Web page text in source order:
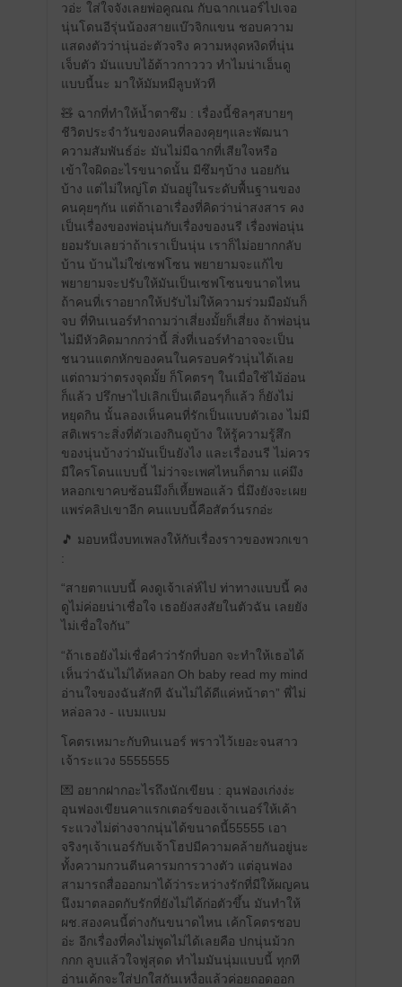
วอ่ะ ใส่ใจจังเลยพ่อคูณณ กับฉากเนอร์ไปเจอ
นุ่นโดนอีรุ่นน้องสายแบ๊วจิกแขน ชอบความ
แสดงตัวว่านุ่นอ่ะตัวจริง ความหงุดหงิดที่นุ่น
เจ็บตัว มันแบบไอ้ต้าวกาววว ทำไมน่าเอ็นดู
แบบนี้นะ มาให้มัมหมีลูบหัวที
🧸 ฉากที่ทำให้น้ำตาซึม : เรื่องนี้ชิลๆสบายๆ
ชีวิตประจำวันของคนที่ลองคุยๆและพัฒนา
ความสัมพันธ์อ่ะ มันไม่มีฉากที่เสียใจหรือ
เข้าใจผิดอะไรขนาดนั้น มีซึมๆบ้าง นอยกัน
บ้าง แต่ไม่ใหญ่โต มันอยู่ในระดับพื้นฐานของ
คนคุยๆกัน แต่ถ้าเอาเรื่องที่คิดว่าน่าสงสาร คง
เป็นเรื่องของพ่อนุ่นกับเรื่องของนรี เรื่องพ่อนุ่น
ยอมรับเลยว่าถ้าเราเป็นนุ่น เราก็ไม่อยากกลับ
บ้าน บ้านไม่ใช่เซฟโซน พยายามจะแก้ไข
พยายามจะปรับให้มันเป็นเซฟโซนขนาดไหน
ถ้าคนที่เราอยากให้ปรับไม่ให้ความร่วมมือมันก็
จบ ที่ทินเนอร์ทำถามว่าเสี่ยงมั้ยก็เสี่ยง ถ้าพ่อนุ่น
ไม่มีหัวคิดมากกว่านี้ สิ่งที่เนอร์ทำอาจจะเป็น
ชนวนแตกหักของคนในครอบครัวนุ่นได้เลย
แต่ถามว่าตรงจุดมั้ย ก็โคตรๆ ในเมื่อใช้ไม้อ่อน
ก็แล้ว ปรึกษาไปเลิกเป็นเดือนๆก็แล้ว ก็ยังไม่
หยุดกิน นั้นลองเห็นคนที่รักเป็นแบบตัวเอง ไม่มี
สติเพราะสิ่งที่ตัวเองกินดูบ้าง ให้รู้ความรู้สึก
ของนุ่นบ้างว่ามันเป็นยังไง และเรื่องนรี ไม่ควร
มีใครโดนแบบนี้ ไม่ว่าจะเพศไหนก็ตาม แค่มึง
หลอกเขาคบซ้อนมึงก็เหี้ยพอแล้ว นี่มึงยังจะเผย
แพร่คลิปเขาอีก คนแบบนี้คือสัตว์นรกอ่ะ
🎵 มอบหนึ่งบทเพลงให้กับเรื่องราวของพวกเขา
:
“สายตาแบบนี้ คงดูเจ้าเล่ห์ไป ท่าทางแบบนี้ คง
ดูไม่ค่อยน่าเชื่อใจ เธอยังสงสัยในตัวฉัน เลยยัง
ไม่เชื่อใจกัน”
“ถ้าเธอยังไม่เชื่อคำว่ารักที่บอก จะทำให้เธอได้
เห็นว่าฉันไม่ได้หลอก Oh baby read my mind
อ่านใจของฉันสักที ฉันไม่ได้ดีแค่หน้าตา” พี่ไม่
หล่อลวง - แบมแบม
โคตรเหมาะกับทินเนอร์ พราวไว้เยอะจนสาว
เจ้าระแวง 5555555
💌 อยากฝากอะไรถึงนักเขียน : อุนฟองเก่งง่ะ
อุนฟองเขียนคาแรกเตอร์ของเจ้าเนอร์ให้เค้า
ระแวงไม่ต่างจากนุ่นได้ขนาดนี้55555 เอา
จริงๆเจ้าเนอร์กับเจ้าโฮปมีความคล้ายกันอยู่นะ
ทั้งความกวนตีนคารมการวางตัว แต่อุนฟอง
สามารถสื่อออกมาได้ว่าระหว่างรักที่มีให้ผญคน
นึงมาตลอดกับรักที่ยังไม่ได้ก่อตัวขึ้น มันทำให้
ผช.สองคนนี้ต่างกันขนาดไหน เค้กโคตรชอบ
อ่ะ อีกเรื่องที่คงไม่พูดไม่ได้เลยคือ ปกนุ่นม้วก
กกก ลูบแล้วใจฟูสุดด ทำไมมันนุ่มแบบนี้ ทุกที
อ่านเค้กจะใส่ปกใสกันเหงื่อแล้วค่อยถอดออก